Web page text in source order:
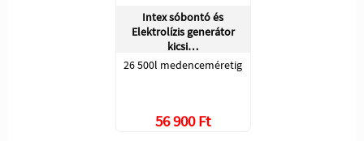
Intex sóbontó és
Elektrolízis generátor
kicsi…
26 500l medenceméretig
56 900 Ft